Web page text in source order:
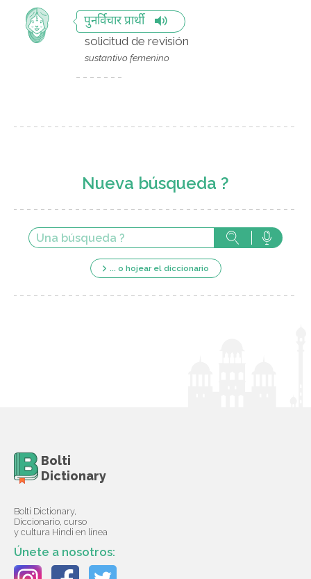
पुनर्विचार प्रार्थी
solicitud de revisión
sustantivo femenino
Nueva búsqueda ?
... o hojear el diccionario
Bolti
Dictionary
Bolti Dictionary,
Diccionario, curso
y cultura Hindi en línea
Únete a nosotros: